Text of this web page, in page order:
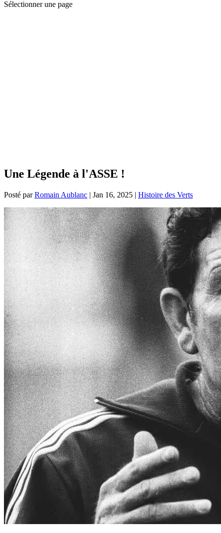
Sélectionner une page
Une Légende à l'ASSE !
Posté parRomain Aublanc | Jan 16, 2025 | Histoire des Verts